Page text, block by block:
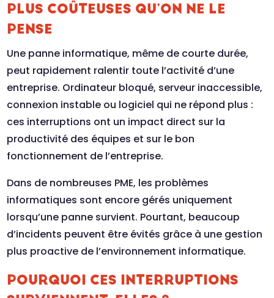
PLUS COÛTEUSES QU’ON NE LE
PENSE
Une panne informatique, même de courte durée,
peut rapidement ralentir toute l’activité d’une
entreprise. Ordinateur bloqué, serveur inaccessible,
connexion instable ou logiciel qui ne répond plus :
ces interruptions ont un impact direct sur la
productivité des équipes et sur le bon
fonctionnement de l’entreprise.
Dans de nombreuses PME, les problèmes
informatiques sont encore gérés uniquement
lorsqu’une panne survient. Pourtant, beaucoup
d’incidents peuvent être évités grâce à une gestion
plus proactive de l’environnement informatique.
POURQUOI CES INTERRUPTIONS